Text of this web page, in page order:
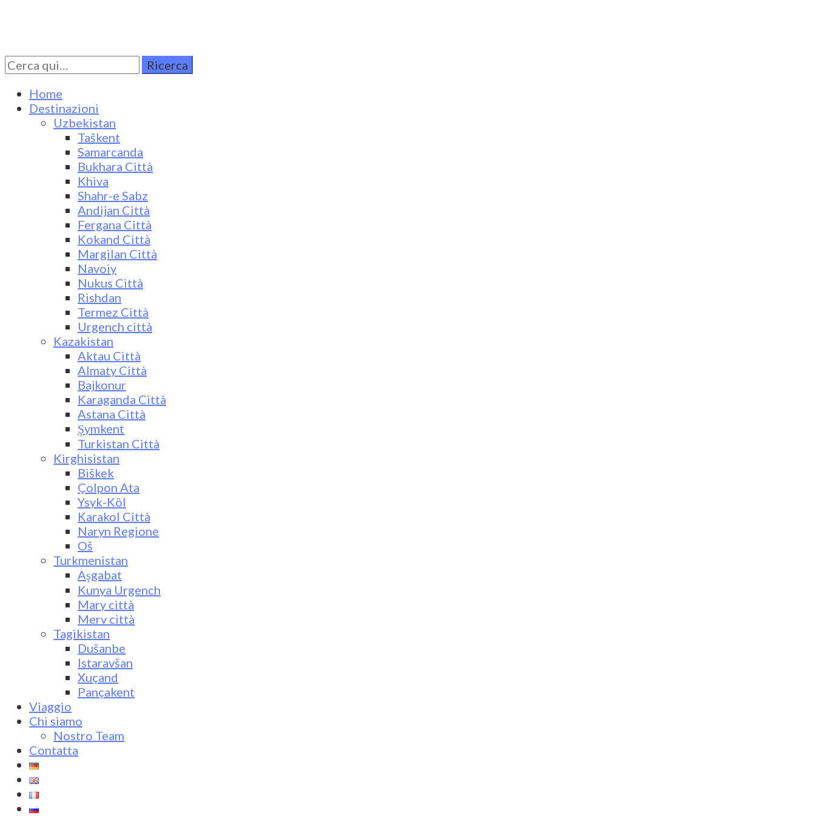
Turkestan Travel
Discover Central Asia
Cerca
per:
Home
Destinazioni
Uzbekistan
Taškent
Samarcanda
Bukhara Città
Khiva
Shahr-e Sabz
Andijan Città
Fergana Città
Kokand Città
Margilan Città
Navoiy
Nukus Città
Rishdan
Termez Città
Urgench città
Kazakistan
Aktau Città
Almaty Città
Bajkonur
Karaganda Città
Astana Città
Şymkent
Turkistan Città
Kirghisistan
Biškek
Çolpon Ata
Ysyk-Köl
Karakol Città
Naryn Regione
Oš
Turkmenistan
Aşgabat
Kunya Urgench
Mary città
Merv città
Tagikistan
Dušanbe
Istaravšan
Xuçand
Pançakent
Viaggio
Chi siamo
Nostro Team
Contatta